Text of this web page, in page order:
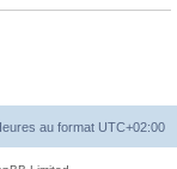
au format UTC+02:00